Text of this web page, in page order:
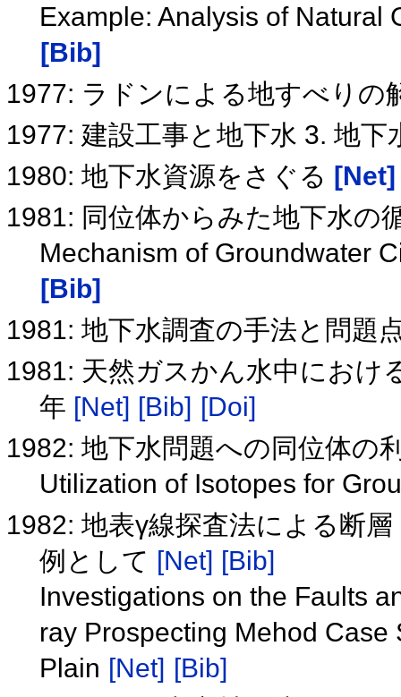
Example: Analysis of
[Bib]
1977: ラドンによる地すべりの
1977: 建設工事と地下水 3. 地
1980: 地下水資源をさぐる [Net]
1981: 同位体からみた地下水の
Mechanism of Groundwater
[Bib]
1981: 地下水調査の手法と問題
1981: 天然ガスかん水中におけ
年 [Net] [Bib] [Doi]
1982: 地下水問題への同位体の
Utilization of Isotopes for
1982: 地表γ線探査法による断
例として [Net] [Bib]
Investigations on the Faults
ray Prospecting Mehod Case
Plain [Net] [Bib]